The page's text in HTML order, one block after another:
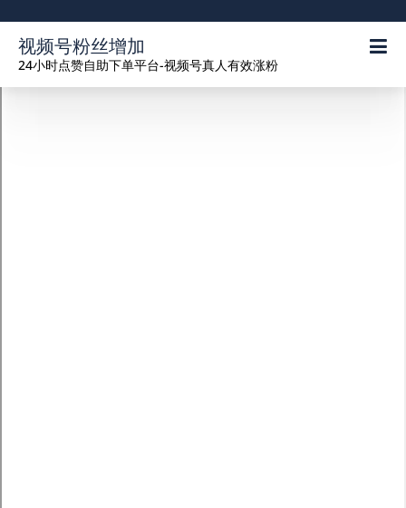
视频号粉丝增加
24小时点赞自助下单平台-视频号真人有效涨粉